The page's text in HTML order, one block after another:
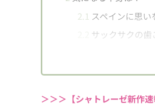
2.1 スペインに思い
サックサクの歯
はちみつレモ
＞＞＞【シャトレーゼ新作